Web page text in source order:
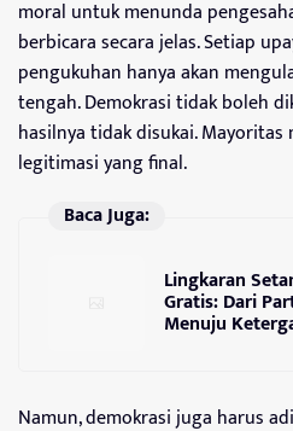
moral untuk menunda
berbicara secara jelas. Setiap
pengukuhan hanya akan
tengah. Demokrasi tidak boleh
hasilnya tidak disukai.
legitimasi yang final.
Baca Juga:
Lingkaran
Gratis: Dari
Menuju
Namun, demokrasi juga harus